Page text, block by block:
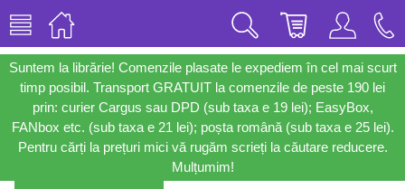
Suntem la librărie! Comenzile plasate le expediem în cel mai scurt
timp posibil. Transport GRATUIT la comenzile de peste 190 lei
prin: curier Cargus sau DPD (sub taxa e 19 lei); EasyBox,
FANbox etc. (sub taxa e 21 lei); poșta română (sub taxa e 25 lei).
Pentru cărți la prețuri mici vă rugăm scrieți la căutare reducere.
Mulțumim!